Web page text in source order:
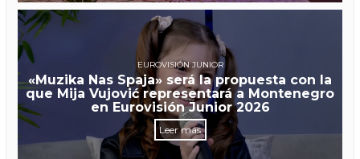
EUROVISIÓN JUNIOR
«Muzika Nas Spaja» será la propuesta con la
que Mija Vujović representará a Montenegro
en Eurovisión Junior 2026
Leer más